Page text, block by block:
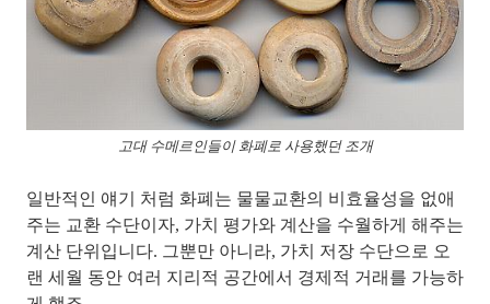
고대 수메르인들이 화폐로 사용했던 조개
일반적인 얘기 처럼 화폐는 물물교환의 비효율성을 없애
주는 교환 수단이자, 가치 평가와 계산을 수월하게 해주는
계산 단위 입니다. 그뿐만 아니라, 가치 저장 수단으로 오
랜 세월 동안 여러 지리적 공간에서 경제적 거래를 가능하